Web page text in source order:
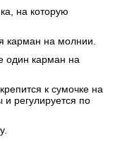
на которую
карман на молнии.
один карман на
к сумочке на
регулируется по